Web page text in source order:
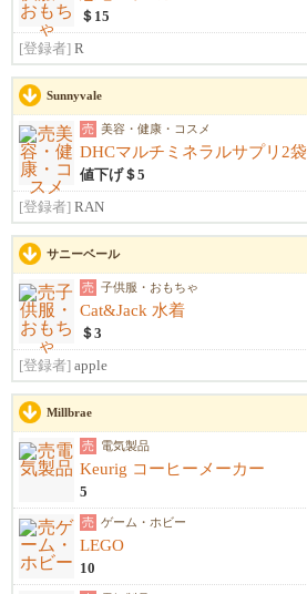
＄15
[登録者] R
Sunnyvale
売 美容・健康・コスメ
DHCマルチミネラルサプリ2袋
値下げ＄5
[登録者] RAN
サニーベール
売 子供服・おもちゃ
Cat&Jack 水着
＄3
[登録者] apple
Millbrae
売 電気製品
Keurig コーヒーメーカー
5
売 ゲーム・ホビー
LEGO
10